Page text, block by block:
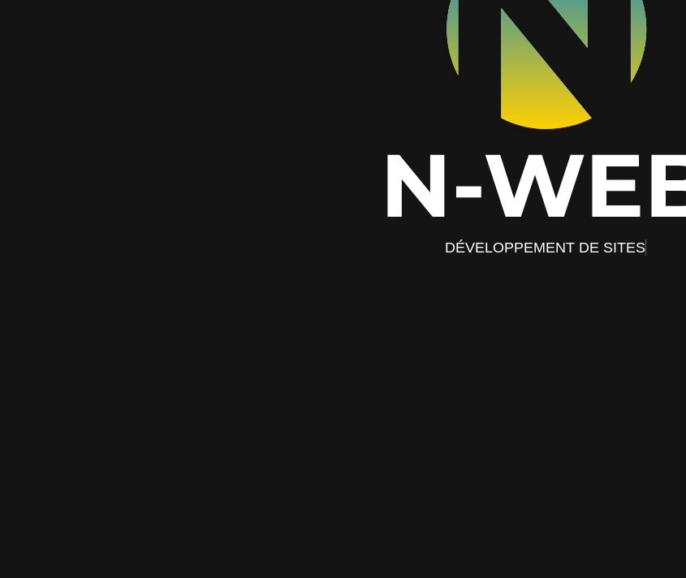
DÉVELOPPEMENT DE SITES ET DE SERVI